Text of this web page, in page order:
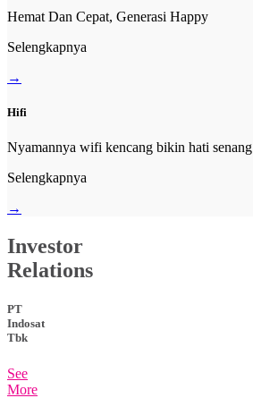
Hemat Dan Cepat, Generasi Happy
Selengkapnya
→
Hifi
Nyamannya wifi kencang bikin hati senang
Selengkapnya
→
Investor
Relations
PT
Indosat
Tbk
See
More